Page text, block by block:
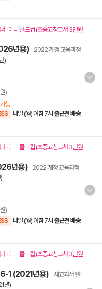
· 미니 콜드컵 (초중고참고서 3만원
년용) - 2022 개정 교육과정
)
)
능
내일 (월) 아침 7시 출근전 배송
· 미니 콜드컵 (초중고참고서 3만원
년용)- 2022 개정 교육과정 -
)
내일 (월) 아침 7시 출근전 배송
· 미니 콜드컵 (초중고참고서 3만원
6-1 (2021년용) - 새교과서 완
년)